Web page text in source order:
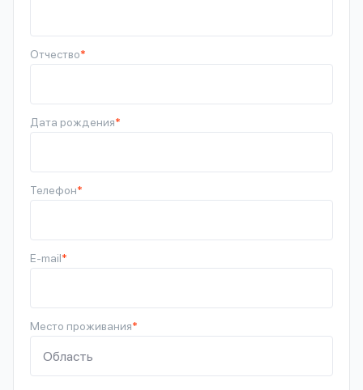
Отчество*
Дата рождения*
Телефон*
E-mail*
Место проживания*